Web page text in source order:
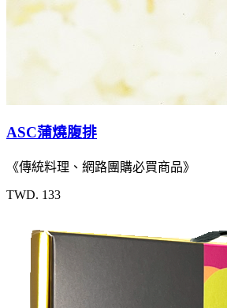
ASC蒲燒腹排
《傳統料理、網路團購必買商品》
TWD. 133